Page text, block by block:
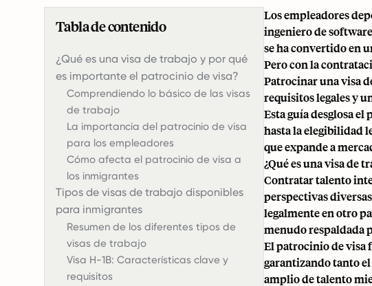
Tabla de contenido
¿Qué es una visa de trabajo y por qué
es importante el patrocinio de visa?
Comprendiendo lo básico de las visas
de trabajo
La importancia del patrocinio de visa
para los empleadores
Cómo afecta el patrocinio de visa a
los inmigrantes
Tipos de visas de trabajo disponibles
para inmigrantes
Resumen de los diferentes tipos de
visas de trabajo
Visa H-1B: Características clave y
requisitos
Los empleadores
ingeniero de
se ha convertido en
Pero con la
Patrocinar una visa
requisitos legales y
Esta guía desglosa el
hasta la elegibilidad
que expande a
¿Qué es una visa de
Contratar talento
perspectivas
legalmente en otro
menudo respaldada
El patrocinio de visa
garantizando tanto
amplio de talento